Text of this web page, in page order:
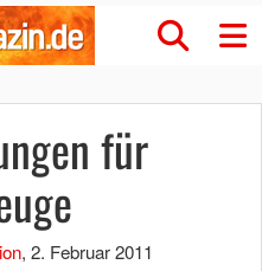
für
, 2. Februar 2011